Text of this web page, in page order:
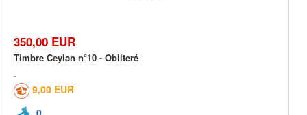
350,00 EUR
Timbre Ceylan n°10 - Obliteré
9,00 EUR
0